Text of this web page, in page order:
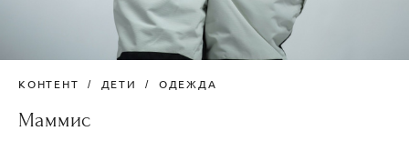
КОНТЕНТ ДЕТИ ОДЕЖДА
Маммис